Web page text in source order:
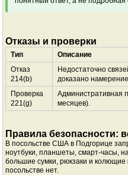
Отказы и проверки
Тип
Описание
Отказ
214(b)
Недостаточно
доказано
Проверка
221(g)
Административная
месяцев).
Правила безопасности:
В посольстве США в Подгорице
ноутбуки, планшеты, смарт-часы,
большие сумки, рюкзаки и
посольстве нет.